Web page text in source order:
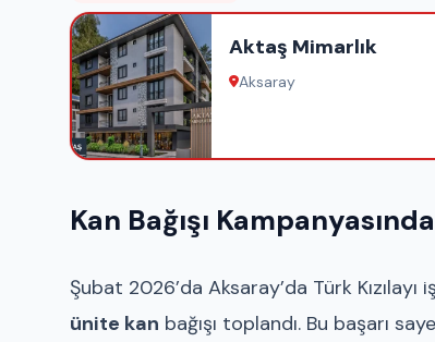
Aktaş Mimarlık
Aksaray
Kan Bağışı
Şubat 2026’da Aksaray’da Türk
ünite kan bağışı toplandı. Bu başarı